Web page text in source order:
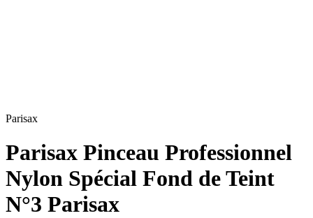
Parisax
Parisax Pinceau Professionnel
Nylon Spécial Fond de Teint
N°3 Parisax